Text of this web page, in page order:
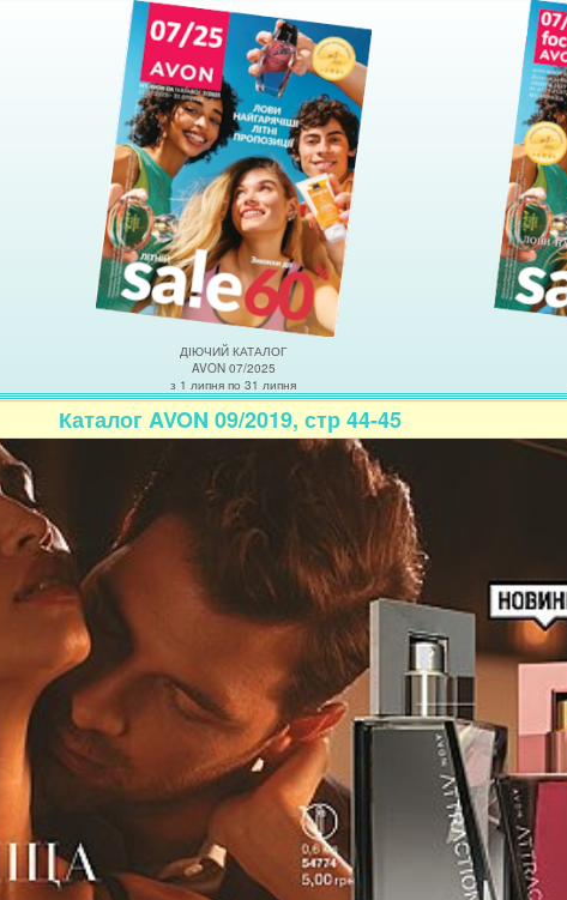
ДІЮЧИЙ КАТАЛОГ
AVON 07/2025
з 1 липня по 31 липня
Каталог AVON 09/2019, стр 44-45